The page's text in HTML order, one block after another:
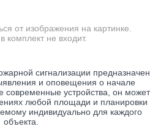
от изображения на картинке.
комплект не входит.
сигнализации предназначен
и оповещения о начале
современные устройства, он может
любой площади и планировки
индивидуально для каждого
объекта.